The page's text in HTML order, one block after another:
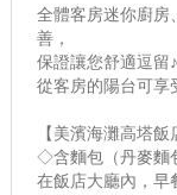
全體客房迷你廚房
善，
保證讓您舒適逗留♪
從客房的陽台可享
【美濱海灘高塔飯
◇含麵包（丹麥麵
在飯店大廳內，早